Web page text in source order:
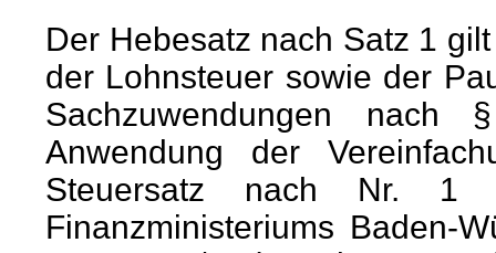
Der Hebesatz nach Satz 1
der Lohnsteuer sowie der
Sachzuwendungen nach
Anwendung der
Steuersatz nach Nr.
Finanzministeriums Baden-